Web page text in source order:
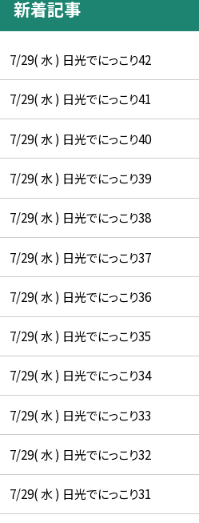
新着記事
7/29( 水 ) 日光でにっこり42
7/29( 水 ) 日光でにっこり41
7/29( 水 ) 日光でにっこり40
7/29( 水 ) 日光でにっこり39
7/29( 水 ) 日光でにっこり38
7/29( 水 ) 日光でにっこり37
7/29( 水 ) 日光でにっこり36
7/29( 水 ) 日光でにっこり35
7/29( 水 ) 日光でにっこり34
7/29( 水 ) 日光でにっこり33
7/29( 水 ) 日光でにっこり32
7/29( 水 ) 日光でにっこり31